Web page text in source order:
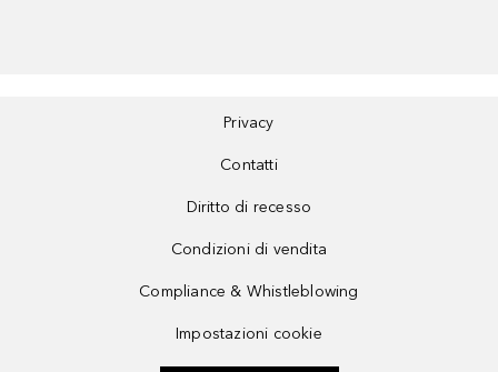
Privacy
Contatti
Diritto di recesso
Condizioni di vendita
Compliance & Whistleblowing
Impostazioni cookie